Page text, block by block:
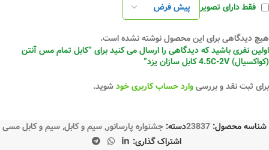
فقط دارای تصویر
هیچ دیدگاهی برای این محصول نوشته نشده است.
اولین نفری باشید که دیدگاهی را ارسال می کنید برای “کابل تمام مس آنتن
(کواکسیال) 4.5C-2V کابل سازان یزد”
برای ثبت نقد و بررسیوارد حساب کاربری خودشوید.
شناسه محصول: 23837دسته: جشنواره پارسانور,سیم و کابل,سیم و کابل مسی
اشتراک گذاری: